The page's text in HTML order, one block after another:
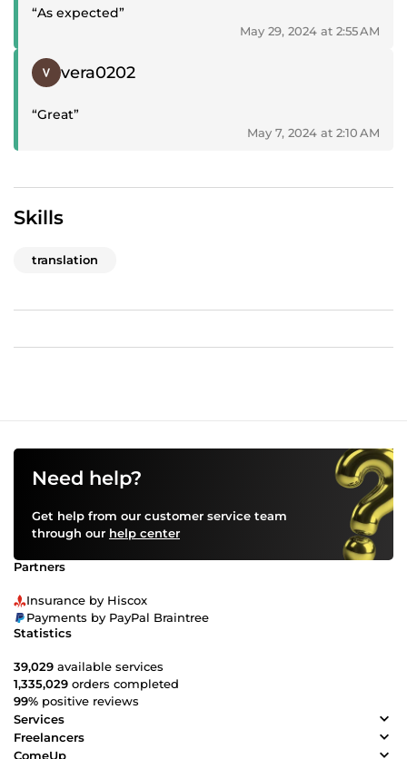
“As expected”
May 29, 2024 at 2:55 AM
Positive review
vera0202
“Great”
May 7, 2024 at 2:10 AM
Skills
translation
Need help?
Get help from our customer service team
through our help center
Partners
Insurance by Hiscox
Payments by PayPal Braintree
Statistics
39,029 available services
1,335,029 orders completed
99% positive reviews
Services
Freelancers
ComeUp